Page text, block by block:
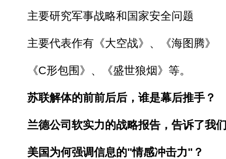
主要研究军事战略和国家安全问题
主要代表作有《大空战》、《海图腾》
《C形包围》、《盛世狼烟》等。
苏联解体的前前后后，谁是幕后推手？
兰德公司软实力的战略报告，告诉了我
美国为何强调信息的"情感冲击力"？